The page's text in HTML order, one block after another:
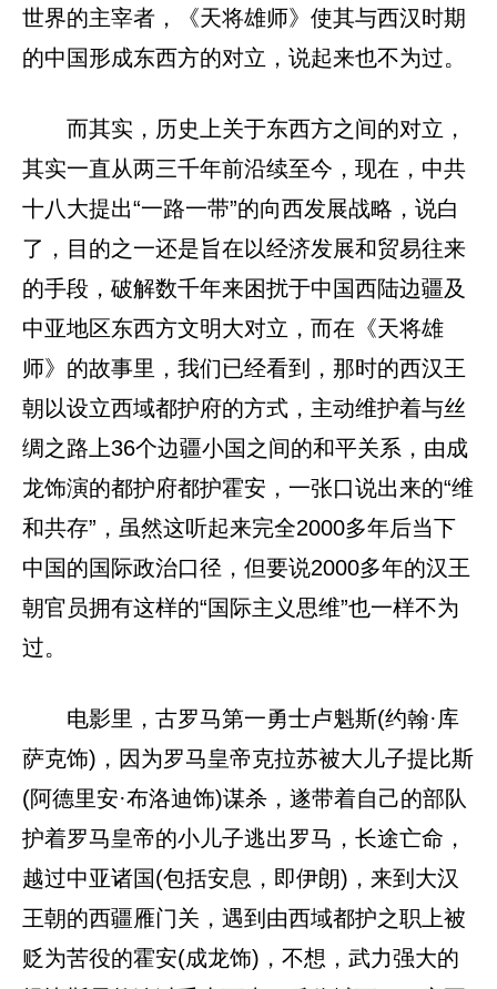
世界的主宰者，《天将雄师》使其与西汉时期
的中国形成东西方的对立，说起来也不为过。
而其实，历史上关于东西方之间的对立，
其实一直从两三千年前沿续至今，现在，中共
十八大提出“一路一带”的向西发展战略，说白
了，目的之一还是旨在以经济发展和贸易往来
的手段，破解数千年来困扰于中国西陆边疆及
中亚地区东西方文明大对立，而在《天将雄
师》的故事里，我们已经看到，那时的西汉王
朝以设立西域都护府的方式，主动维护着与丝
绸之路上36个边疆小国之间的和平关系，由成
龙饰演的都护府都护霍安，一张口说出来的“维
和共存”，虽然这听起来完全2000多年后当下
中国的国际政治口径，但要说2000多年的汉王
朝官员拥有这样的“国际主义思维”也一样不为
过。
电影里，古罗马第一勇士卢魁斯(约翰·库
萨克饰)，因为罗马皇帝克拉苏被大儿子提比斯
(阿德里安·布洛迪饰)谋杀，遂带着自己的部队
护着罗马皇帝的小儿子逃出罗马，长途亡命，
越过中亚诸国(包括安息，即伊朗)，来到大汉
王朝的西疆雁门关，遇到由西域都护之职上被
贬为苦役的霍安(成龙饰)，不想，武力强大的